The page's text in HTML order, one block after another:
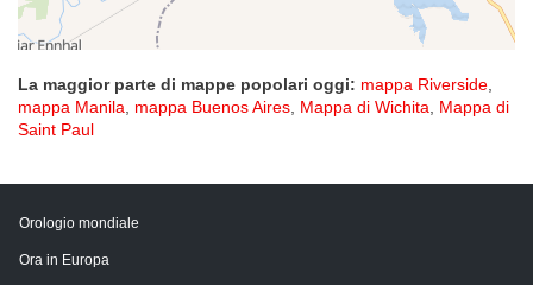
La maggior parte di mappe popolari oggi: mappa Riverside,
mappa Manila, mappa Buenos Aires, Mappa di Wichita, Mappa di
Saint Paul
Orologio mondiale
Ora in Europa